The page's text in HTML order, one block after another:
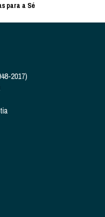
para a Sé
2017)